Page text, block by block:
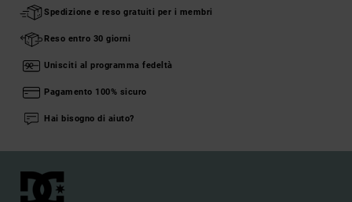
Spedizione e reso gratuiti per i membri
Reso entro 30 giorni
Unisciti al programma fedeltà
Pagamento 100% sicuro
Hai bisogno di aiuto?